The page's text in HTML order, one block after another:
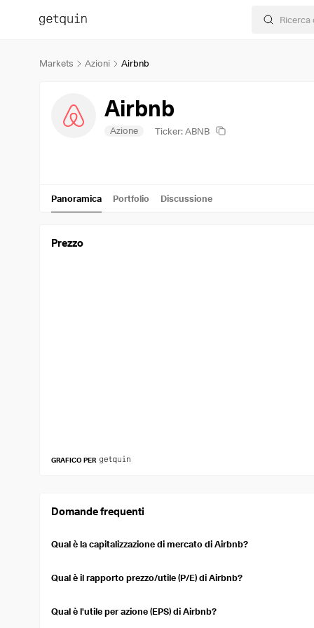
Markets Azioni Airbnb
Airbnb
Azione Ticker: ABNB
Panoramica Portfolio Discussione
Prezzo
GRAFICO PER
Domande frequenti
Qual è la capitalizzazione di mercato di Airbnb?
una società quotata in borsa. Si calcola moltiplicando il prezzo
Qual è il rapporto prezzo/utile (P/E) di Airbnb?
sottovalutato rispetto ai suoi utili.
Qual è l'utile per azione (EPS) di Airbnb?